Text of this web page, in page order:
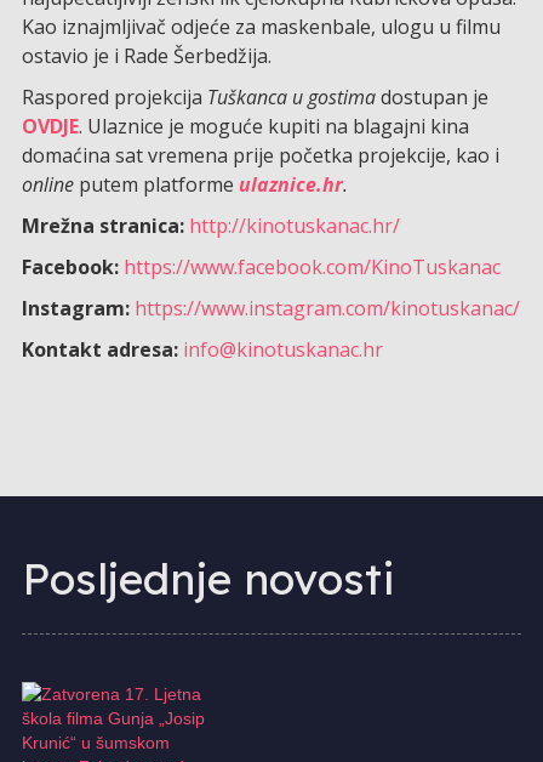
Kao iznajmljivač odjeće za maskenbale, ulogu u filmu
ostavio je i Rade Šerbedžija.
Raspored projekcija Tuškanca u gostimadostupan je
OVDJE. Ulaznice je moguće kupiti na blagajni kina
domaćina sat vremena prije početka projekcije, kao i
onlineputem platforme ulaznice.hr.
Mrežna stranica: http://kinotuskanac.hr/
Facebook: https://www.facebook.com/KinoTuskanac
Instagram: https://www.instagram.com/kinotuskanac/
Kontakt adresa: info@kinotuskanac.hr
Posljednje novosti